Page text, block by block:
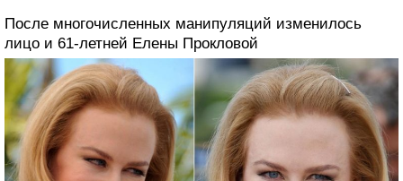
После многочисленных манипуляций изменилось
лицо и 61-летней Елены Прокловой